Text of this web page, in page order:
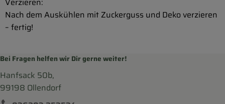
Nach dem Auskühlen mit Zuckerguss und Deko verzieren
– fertig!
Bei Fragen helfen wir Dir gerne weiter!
Hanfsack 50b,
99198 Ollendorf